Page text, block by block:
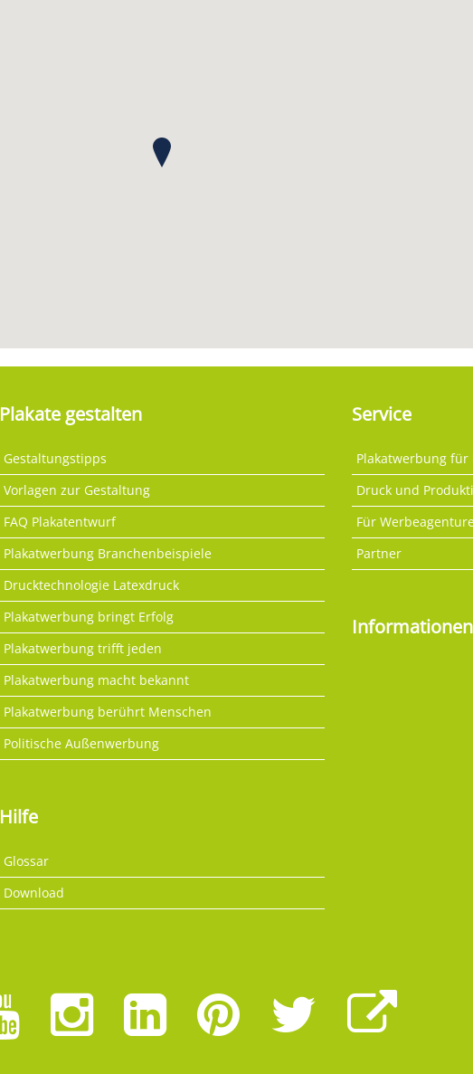
Plakate gestalten
Gestaltungstipps
Vorlagen zur Gestaltung
FAQ Plakatentwurf
Plakatwerbung Branchenbeispiele
Drucktechnologie Latexdruck
Plakatwerbung bringt Erfolg
Plakatwerbung trifft jeden
Plakatwerbung macht bekannt
Plakatwerbung berührt Menschen
Politische Außenwerbung
Hilfe
Glossar
Download
Service
Plakatwerbung
Druck und
Für
Partner
Informationen